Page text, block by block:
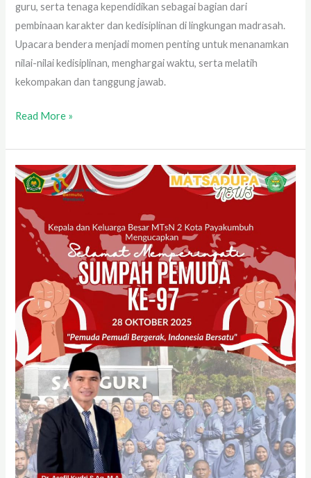
guru, serta tenaga kependidikan sebagai bagian dari
pembinaan karakter dan kedisiplinan di lingkungan madrasah.
Upacara bendera menjadi momen penting untuk menanamkan
nilai-nilai kedisiplinan, menghargai waktu, serta melatih
kekompakan dan tanggung jawab.
Read More »
Upacara
Peringatan
Sumpah
Pemuda
Kota
Payakumbuh
Berlangsung
Khidmat